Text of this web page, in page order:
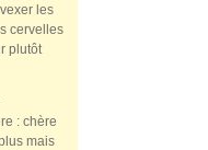
les
cervelles
plutôt
: chère
mais